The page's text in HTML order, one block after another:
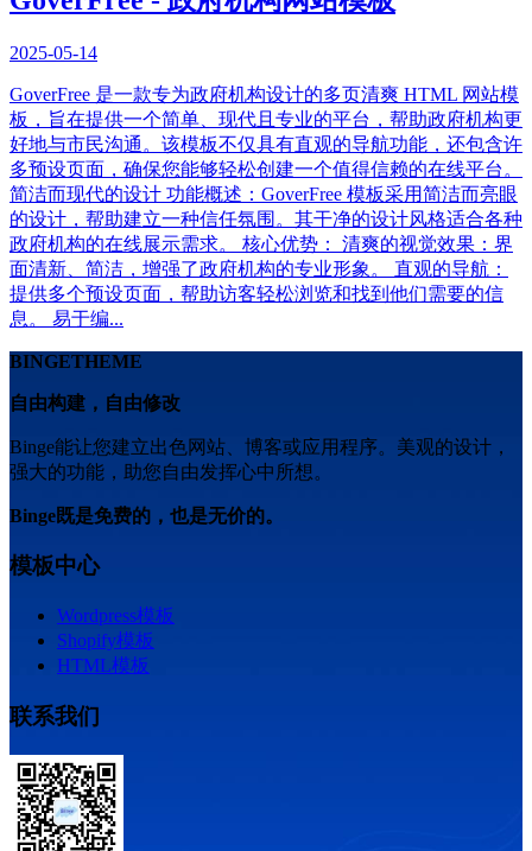
2025-05-14
GoverFree 是一款专为政府机构设计的多页清爽 HTML 网站模
板，旨在提供一个简单、现代且专业的平台，帮助政府机构更
好地与市民沟通。该模板不仅具有直观的导航功能，还包含许
多预设页面，确保您能够轻松创建一个值得信赖的在线平台。
简洁而现代的设计 功能概述：GoverFree 模板采用简洁而亮眼
的设计，帮助建立一种信任氛围。其干净的设计风格适合各种
政府机构的在线展示需求。 核心优势： 清爽的视觉效果：界
面清新、简洁，增强了政府机构的专业形象。 直观的导航：
提供多个预设页面，帮助访客轻松浏览和找到他们需要的信
息。 易于编...
BINGETHEME
自由构建，自由修改
Binge能让您建立出色网站、博客或应用程序。美观的设计，
强大的功能，助您自由发挥心中所想。
Binge既是免费的，也是无价的。
模板中心
Wordpress模板
Shopify模板
HTML模板
联系我们